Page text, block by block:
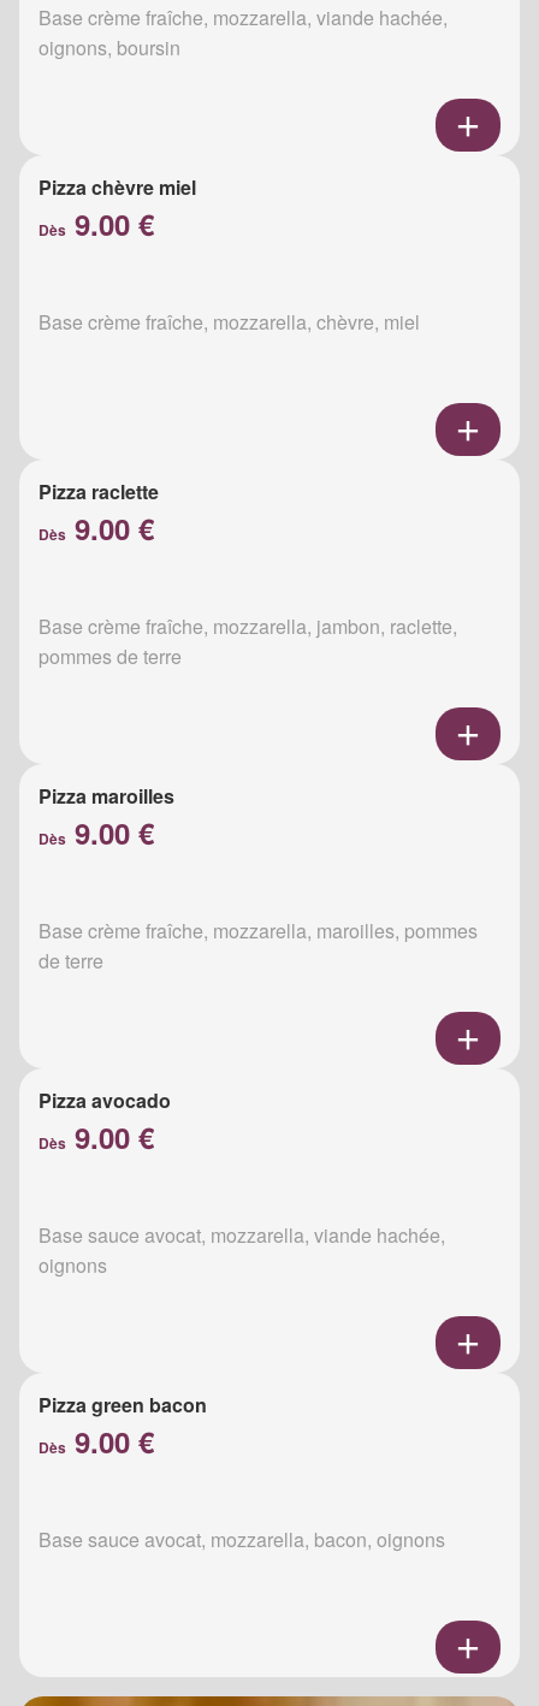
Base crème fraîche, mozzarella, viande hachée,
oignons, boursin
Pizza chèvre miel
Dès 9.00 €
Base crème fraîche, mozzarella, chèvre, miel
Pizza raclette
Dès 9.00 €
Base crème fraîche, mozzarella, jambon, raclette,
pommes de terre
Pizza maroilles
Dès 9.00 €
Base crème fraîche, mozzarella, maroilles, pommes
de terre
Pizza avocado
Dès 9.00 €
Base sauce avocat, mozzarella, viande hachée,
oignons
Pizza green bacon
Dès 9.00 €
Base sauce avocat, mozzarella, bacon, oignons